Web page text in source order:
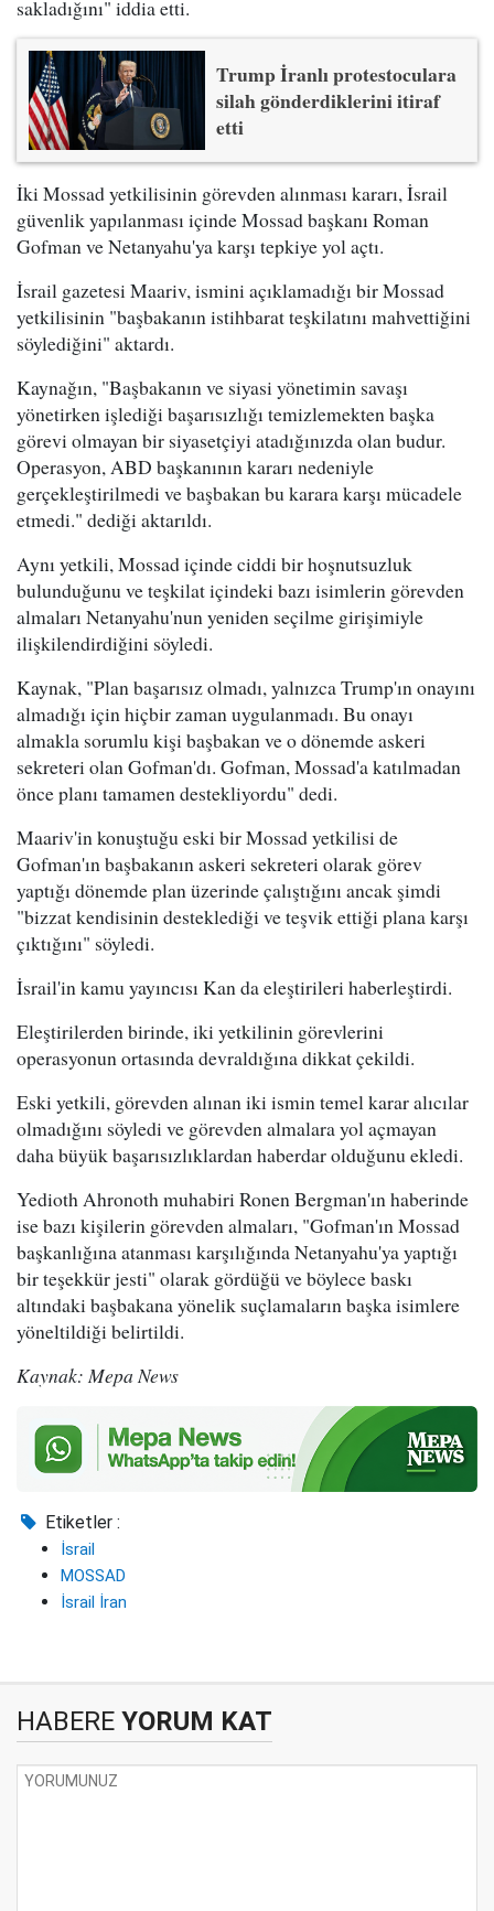
sakladığını" iddia etti.
Trump İranlı protestoculara
silah gönderdiklerini itiraf
etti
İki Mossad yetkilisinin görevden alınması kararı, İsrail
güvenlik yapılanması içinde Mossad başkanı Roman
Gofman ve Netanyahu'ya karşı tepkiye yol açtı.
İsrail gazetesi Maariv, ismini açıklamadığı bir Mossad
yetkilisinin "başbakanın istihbarat teşkilatını mahvettiğini
söylediğini" aktardı.
Kaynağın, "Başbakanın ve siyasi yönetimin savaşı
yönetirken işlediği başarısızlığı temizlemekten başka
görevi olmayan bir siyasetçiyi atadığınızda olan budur.
Operasyon, ABD başkanının kararı nedeniyle
gerçekleştirilmedi ve başbakan bu karara karşı mücadele
etmedi." dediği aktarıldı.
Aynı yetkili, Mossad içinde ciddi bir hoşnutsuzluk
bulunduğunu ve teşkilat içindeki bazı isimlerin görevden
almaları Netanyahu'nun yeniden seçilme girişimiyle
ilişkilendirdiğini söyledi.
Kaynak, "Plan başarısız olmadı, yalnızca Trump'ın onayını
almadığı için hiçbir zaman uygulanmadı. Bu onayı
almakla sorumlu kişi başbakan ve o dönemde askeri
sekreteri olan Gofman'dı. Gofman, Mossad'a katılmadan
önce planı tamamen destekliyordu" dedi.
Maariv'in konuştuğu eski bir Mossad yetkilisi de
Gofman'ın başbakanın askeri sekreteri olarak görev
yaptığı dönemde plan üzerinde çalıştığını ancak şimdi
"bizzat kendisinin desteklediği ve teşvik ettiği plana karşı
çıktığını" söyledi.
İsrail'in kamu yayıncısı Kan da eleştirileri haberleştirdi.
Eleştirilerden birinde, iki yetkilinin görevlerini
operasyonun ortasında devraldığına dikkat çekildi.
Eski yetkili, görevden alınan iki ismin temel karar alıcılar
olmadığını söyledi ve görevden almalara yol açmayan
daha büyük başarısızlıklardan haberdar olduğunu ekledi.
Yedioth Ahronoth muhabiri Ronen Bergman'ın haberinde
ise bazı kişilerin görevden almaları, "Gofman'ın Mossad
başkanlığına atanması karşılığında Netanyahu'ya yaptığı
bir teşekkür jesti" olarak gördüğü ve böylece baskı
altındaki başbakana yönelik suçlamaların başka isimlere
yöneltildiği belirtildi.
Kaynak: Mepa News
Etiketler :
İsrail
MOSSAD
İsrail İran
HABERE YORUM KAT